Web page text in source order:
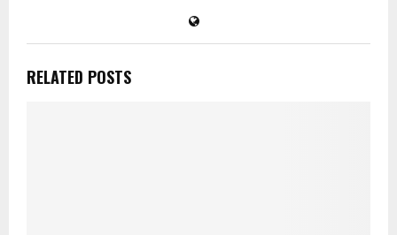
RELATED POSTS